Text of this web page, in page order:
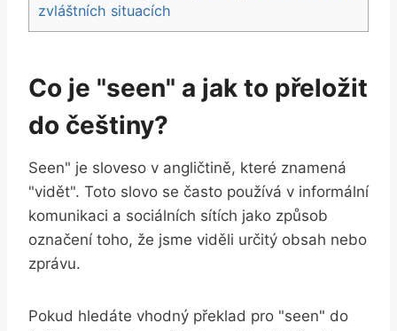
zvláštních situacích
Co je "seen" a jak to přeložit
do češtiny?
Seen" je sloveso v angličtině, které znamená
"vidět". Toto slovo se často používá v informální
komunikaci a sociálních sítích jako způsob
označení toho, že jsme viděli určitý obsah nebo
zprávu.
Pokud hledáte vhodný překlad pro "seen" do